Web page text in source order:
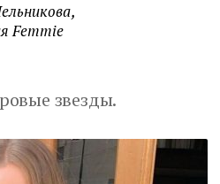
Femmie
звезды.